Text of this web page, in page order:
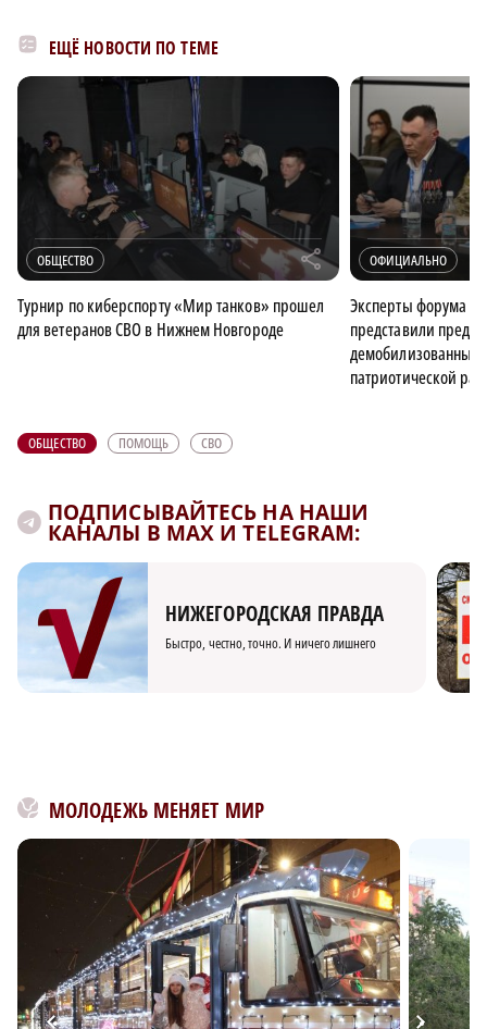
ЕЩЁ НОВОСТИ ПО ТЕМЕ
ОБЩЕСТВО r
Турнир по киберспорту «Мир танков» прошел
для ветеранов СВО в Нижнем Новгороде
ОФИЦИАЛЬНО
Эксперты форума
представили
патриотической
ОБЩЕСТВО ПОМОЩЬ СВО
ПОДПИСЫВАЙТЕСЬ НА НАШИ
КАНАЛЫ В MAX И TELEGRAM:
НИЖЕГОРОДСКАЯ ПРАВДА
Быстро, честно, точно. И ничего лишнего
МОЛОДЕЖЬ МЕНЯЕТ МИР